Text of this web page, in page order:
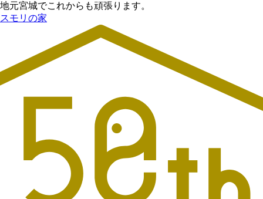
地元宮城でこれからも頑張ります。
スモリの家